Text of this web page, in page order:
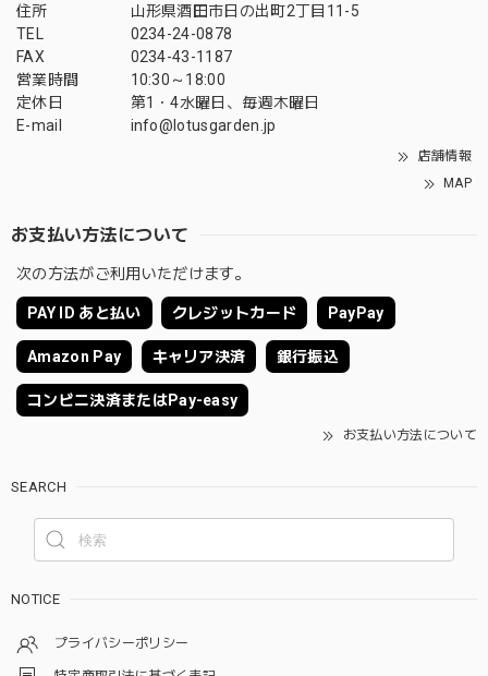
住所
山形県酒田市日の出町2丁目11-5
TEL
0234-24-0878
FAX
0234-43-1187
営業時間
10:30～18:00
定休日
第1・4水曜日、毎週木曜日
E-mail
info@lotusgarden.jp
店舗情報
MAP
お支払い方法について
次の方法がご利用いただけます。
PAY ID あと払い クレジットカード PayPay
Amazon Pay キャリア決済 銀行振込
コンビニ決済またはPay-easy
お支払い方法について
SEARCH
NOTICE
プライバシーポリシー